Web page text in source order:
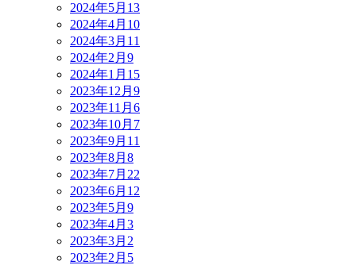
2024年5月 13
2024年4月 10
2024年3月 11
2024年2月 9
2024年1月 15
2023年12月 9
2023年11月 6
2023年10月 7
2023年9月 11
2023年8月 8
2023年7月 22
2023年6月 12
2023年5月 9
2023年4月 3
2023年3月 2
2023年2月 5